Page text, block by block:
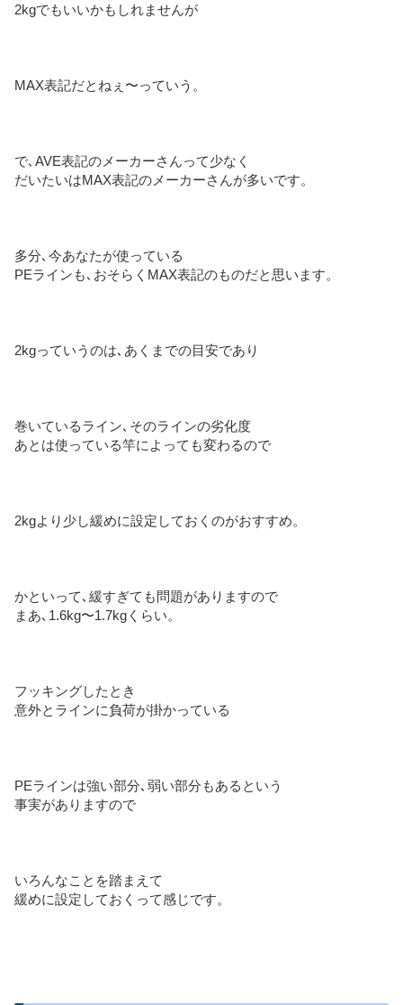
2kgでもいいかもしれませんが
MAX表記だとねぇ〜っていう。
で､AVE表記のメーカーさんって少なく
だいたいはMAX表記のメーカーさんが多いです。
多分､今あなたが使っている
PEラインも､おそらくMAX表記のものだと思います。
2kgっていうのは､あくまでの目安であり
巻いているライン､そのラインの劣化度
あとは使っている竿によっても変わるので
2kgより少し緩めに設定しておくのがおすすめ。
かといって､緩すぎても問題がありますので
まあ､1.6kg〜1.7kgくらい。
フッキングしたとき
意外とラインに負荷が掛かっている
PEラインは強い部分､弱い部分もあるという
事実がありますので
いろんなことを踏まえて
緩めに設定しておくって感じです。